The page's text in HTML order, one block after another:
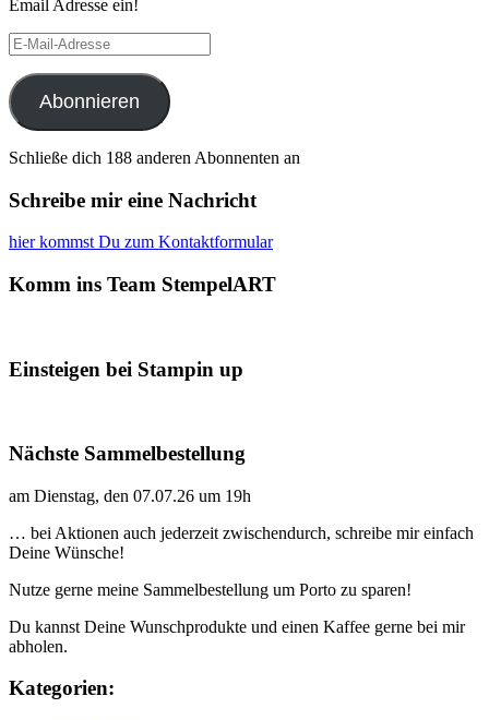
Email Adresse ein!
E-
Mail-
Adresse
Abonnieren
Schließe dich 188 anderen Abonnenten an
Schreibe mir eine Nachricht
hier kommst Du zum Kontaktformular
Komm ins Team StempelART
Einsteigen bei Stampin up
Nächste Sammelbestellung
am Dienstag, den 07.07.26 um 19h
… bei Aktionen auch jederzeit zwischendurch, schreibe mir einfach
Deine Wünsche!
Nutze gerne meine Sammelbestellung um Porto zu sparen!
Du kannst Deine Wunschprodukte und einen Kaffee gerne bei mir
abholen.
Kategorien: